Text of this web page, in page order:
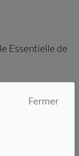
Essentielle de
et saveur
Fermer